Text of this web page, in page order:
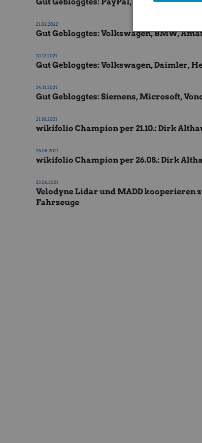
21.02.2022
Gut Gebloggtes: Volkswagen, BMW,
10.12.2021
Gut Gebloggtes: Volkswagen, Daimler,
24.11.2021
Gut Gebloggtes: Siemens, Microsoft,
21.10.2021
wikifolio Champion per 21.10.: Dirk
26.08.2021
wikifolio Champion per 26.08.: Dirk
23.06.2021
Velodyne Lidar und MADD kooperieren
Fahrzeuge